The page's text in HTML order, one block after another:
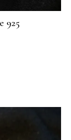
925
42,00 €
on mitu